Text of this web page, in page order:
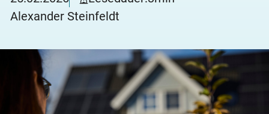
Alexander Steinfeldt